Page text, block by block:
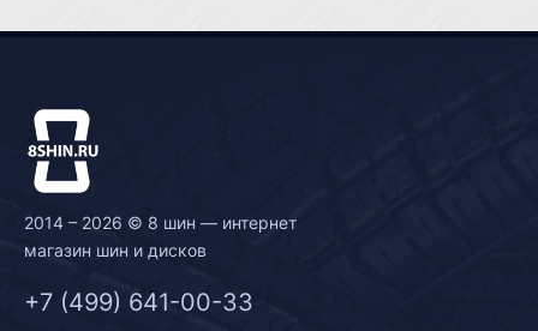
2014 – 2026 © 8 шин — интернет
магазин шин и дисков
+7 (499) 641-00-33